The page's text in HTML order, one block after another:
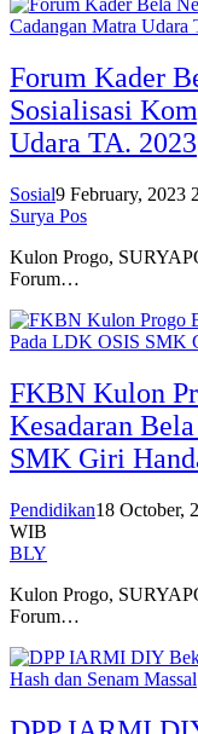
Forum Kader
Sosialisasi
Udara TA. 2023
Sosial9 February, 2023
Surya Pos
Kulon Progo,
Forum…
FKBN Kulon
Kesadaran
SMK Giri
Pendidikan18 October,
WIB
BLY
Kulon Progo,
Forum…